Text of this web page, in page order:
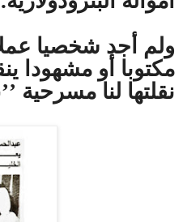
ولم أجد شخصيا
مكتوبا أو مشهودا
نقلتها لنا مسرحية